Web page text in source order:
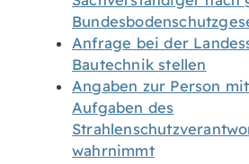
Anfrage bei der
Bautechnik stellen
Angaben zur Person
Aufgaben des
wahrnimmt